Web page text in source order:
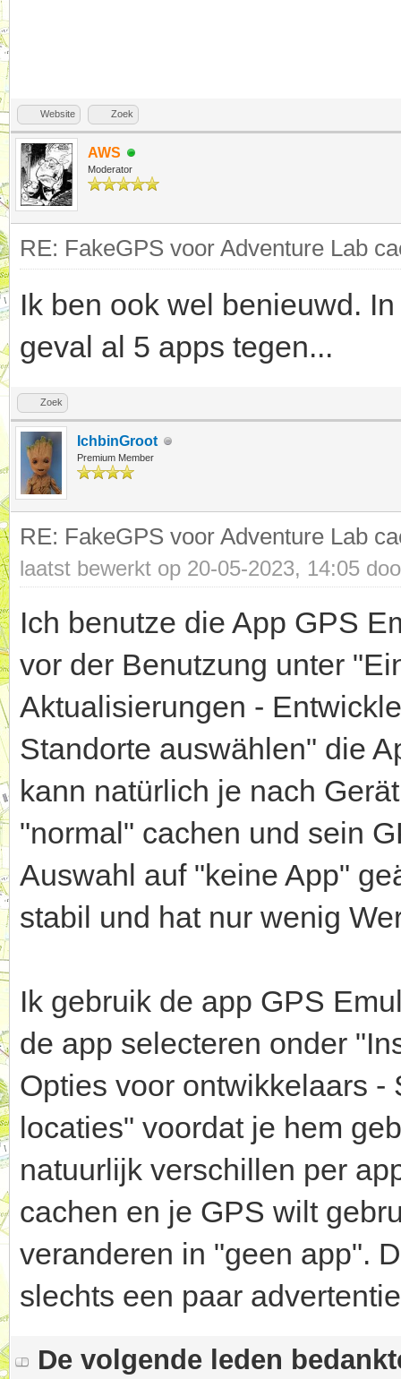
Website Zoek
AWS
Moderator
RE: FakeGPS voor Adventure Lab
Ik ben ook wel benieuwd.
geval al 5 apps tegen...
Zoek
IchbinGroot
Premium Member
RE: FakeGPS voor Adventure Lab
laatst bewerkt op 20-05-2023, 14:05
Ich benutze die App GPS
vor der Benutzung unter
Aktualisierungen -
Standorte auswählen" die
kann natürlich je nach
"normal" cachen und sein
Auswahl auf "keine App"
stabil und hat nur wenig
Ik gebruik de app GPS
de app selecteren onder
Opties voor ontwikkelaars
locaties" voordat je hem
natuurlijk verschillen per
cachen en je GPS wilt
veranderen in "geen app".
slechts een paar
De volgende leden